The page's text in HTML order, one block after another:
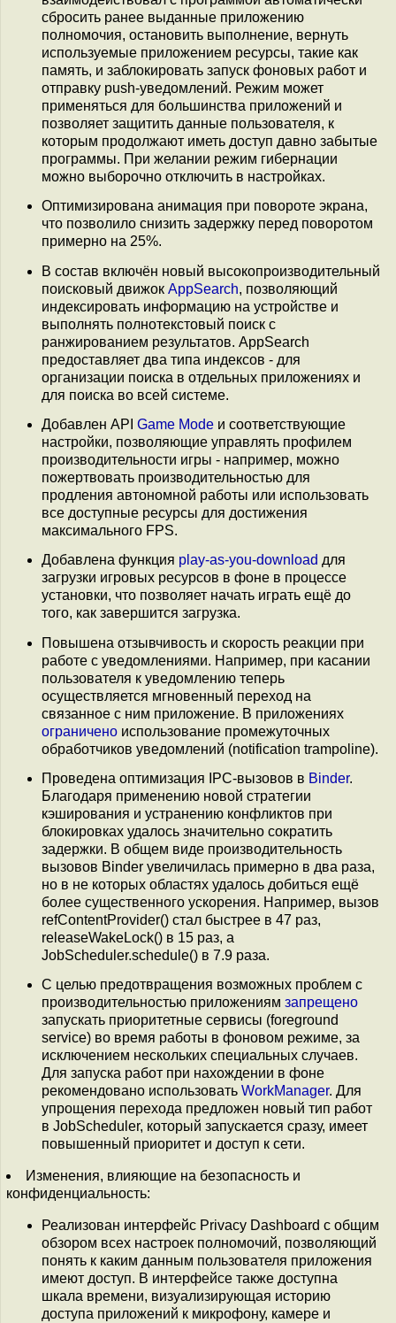
сбросить ранее выданные приложению
полномочия, остановить выполнение, вернуть
используемые приложением ресурсы, такие как
память, и заблокировать запуск фоновых работ и
отправку push-уведомлений. Режим может
применяться для большинства приложений и
позволяет защитить данные пользователя, к
которым продолжают иметь доступ давно забытые
программы. При желании режим гибернации
можно выборочно отключить в настройках.
Оптимизирована анимация при повороте экрана,
что позволило снизить задержку перед поворотом
примерно на 25%.
В состав включён новый высокопроизводительный
поисковый движок AppSearch, позволяющий
индексировать информацию на устройстве и
выполнять полнотекстовый поиск с
ранжированием результатов. AppSearch
предоставляет два типа индексов - для
организации поиска в отдельных приложениях и
для поиска во всей системе.
Добавлен API Game Mode и соответствующие
настройки, позволяющие управлять профилем
производительности игры - например, можно
пожертвовать производительностью для
продления автономной работы или использовать
все доступные ресурсы для достижения
максимального FPS.
Добавлена функция play-as-you-download для
загрузки игровых ресурсов в фоне в процессе
установки, что позволяет начать играть ещё до
того, как завершится загрузка.
Повышена отзывчивость и скорость реакции при
работе с уведомлениями. Например, при касании
пользователя к уведомлению теперь
осуществляется мгновенный переход на
связанное с ним приложение. В приложениях
ограничено использование промежуточных
обработчиков уведомлений (notification trampoline).
Проведена оптимизация IPC-вызовов в Binder.
Благодаря применению новой стратегии
кэширования и устранению конфликтов при
блокировках удалось значительно сократить
задержки. В общем виде производительность
вызовов Binder увеличилась примерно в два раза,
но в не которых областях удалось добиться ещё
более существенного ускорения. Например, вызов
refContentProvider() стал быстрее в 47 раз,
releaseWakeLock() в 15 раз, а
JobScheduler.schedule() в 7.9 раза.
С целью предотвращения возможных проблем с
производительностью приложениям запрещено
запускать приоритетные сервисы (foreground
service) во время работы в фоновом режиме, за
исключением нескольких специальных случаев.
Для запуска работ при нахождении в фоне
рекомендовано использовать WorkManager. Для
упрощения перехода предложен новый тип работ
в JobScheduler, который запускается сразу, имеет
повышенный приоритет и доступ к сети.
Изменения, влияющие на безопасность и
конфиденциальность:
Реализован интерфейс Privacy Dashboard с общим
обзором всех настроек полномочий, позволяющий
понять к каким данным пользователя приложения
имеют доступ. В интерфейсе также доступна
шкала времени, визуализирующая историю
доступа приложений к микрофону, камере и